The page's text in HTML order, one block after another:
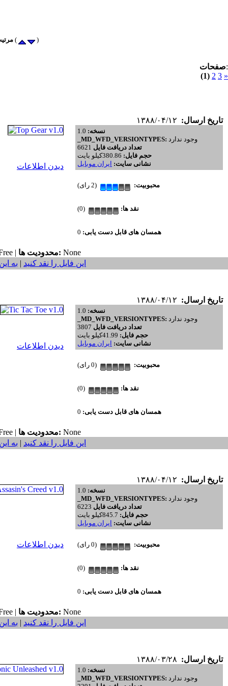
) پرطرفدار (
)
صفحات:
(1) 2 3 »
تاریخ ارسال:
دیدن اطلاعات
نسخه:
_MD_WFD_VERSIONTYPES: وجود ندارد
تعداد دریافت فایل
حجم فایل:
نشانی سایت:
ایران موبایل
محبوبیت: (2 رای)
نقد ها: (0)
همسان های قابل دست یابی:
| محدودیت ها: None
این فایل را نقد کنید | به
تاریخ ارسال:
دیدن اطلاعات
نسخه:
_MD_WFD_VERSIONTYPES: وجود ندارد
تعداد دریافت فایل
حجم فایل:
نشانی سایت:
ایران موبایل
محبوبیت: (0 رای)
نقد ها: (0)
همسان های قابل دست یابی:
| محدودیت ها: None
این فایل را نقد کنید | به
تاریخ ارسال:
دیدن اطلاعات
نسخه:
_MD_WFD_VERSIONTYPES: وجود ندارد
تعداد دریافت فایل
حجم فایل:
نشانی سایت:
ایران موبایل
محبوبیت: (0 رای)
نقد ها: (0)
همسان های قابل دست یابی:
| محدودیت ها: None
این فایل را نقد کنید | به
تاریخ ارسال:
نسخه:
_MD_WFD_VERSIONTYPES: وجود ندارد